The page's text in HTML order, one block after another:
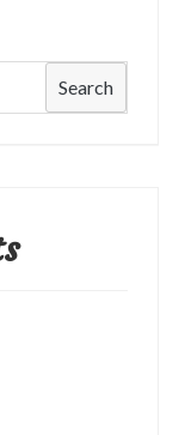
Search